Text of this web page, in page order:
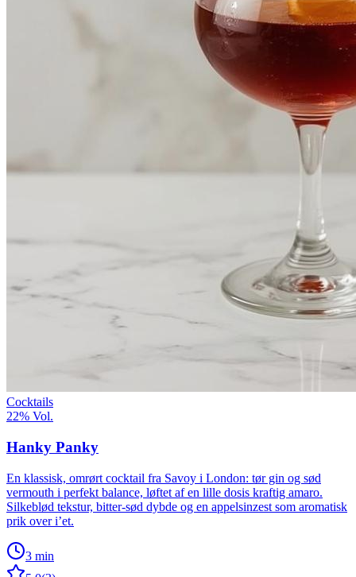
Cocktails
22% Vol.
Hanky Panky
En klassisk, omrørt cocktail fra Savoy i London: tør gin og sød
vermouth i perfekt balance, løftet af en lille dosis kraftig amaro.
Silkeblød tekstur, bitter-sød dybde og en appelsinzest som aromatisk
prik over i’et.
3 min